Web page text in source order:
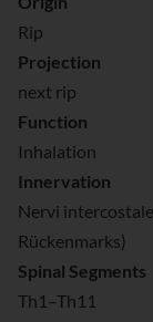
Rip
Projection
next rip
Function
Inhalation
Innervation
Nervi
Rückenmarks)
Spinal Segments
Th1–Th11